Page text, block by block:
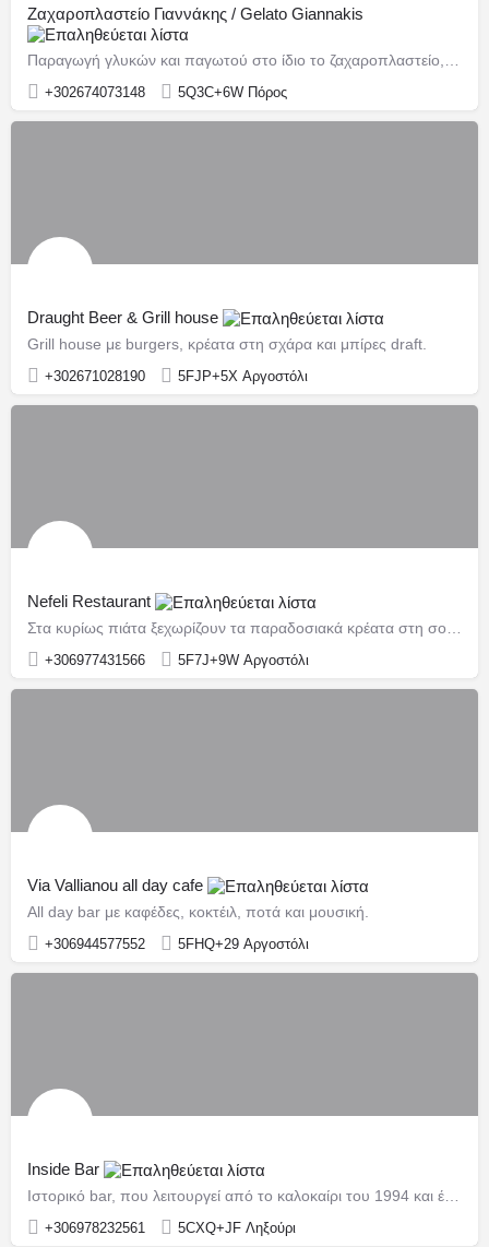
Ζαχαροπλαστείο Γιαννάκης / Gelato Giannakis
Παραγωγή γλυκών και παγωτού στο ίδιο το ζαχαροπλαστείο, με έμφαση στα φρέσκα προϊόντα.
+302674073148 5Q3C+6W Πόρος
Draught Beer & Grill house
Grill house με burgers, κρέατα στη σχάρα και μπίρες draft.
+302671028190 5FJP+5X Αργοστόλι
Nefeli Restaurant
Στα κυρίως πιάτα ξεχωρίζουν τα παραδοσιακά κρέατα στη σούβλα και σε ξυλόφουρνο
+306977431566 5F7J+9W Αργοστόλι
Via Vallianou all day cafe
All day bar με καφέδες, κοκτέιλ, ποτά και μουσική.
+306944577552 5FHQ+29 Αργοστόλι
Inside Bar
Ιστορικό bar, που λειτουργεί από το καλοκαίρι του 1994 και έχει γίνει σταθερό σημείο της βραδινής ζωής της πόλης.
+306978232561 5CXQ+JF Ληξούρι